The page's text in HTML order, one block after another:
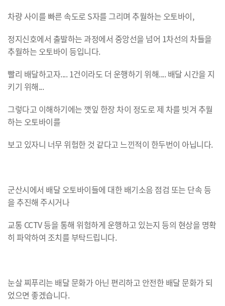
차량 사이를 빠른 속도로 S자를 그리며 추월하는 오토바이,
정지신호에서 출발하는 과정에서 중앙선을 넘어 1차선의 차들을
추월하는 오토바이 등입니다.
빨리 배달하고자.... 1건이라도 더 운행하기 위해.... 배달 시간을 지
키기 위해...
그렇다고 이해하기에는 깻잎 한장 차이 정도로 제 차를 빗겨 추월
하는 오토바이를
보고 있자니 너무 위험한 것 같다고 느낀적이 한두번이 아닙니다.
군산시에서 배달 오토바이들에 대한 배기소음 점검 또는 단속 등
을 추진해 주시거나
교통 CCTV 등을 통해 위험하게 운행하고 있는지 등의 현상을 명확
히 파악하여 조치를 부탁드립니다.
눈살 찌푸리는 배달 문화가 아닌 편리하고 안전한 배달 문화가 되
었으면 좋겠습니다.